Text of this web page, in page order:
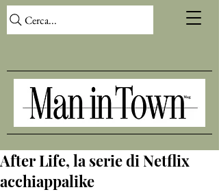
Cerca...
After Life, la serie di Netflix
acchiappalike